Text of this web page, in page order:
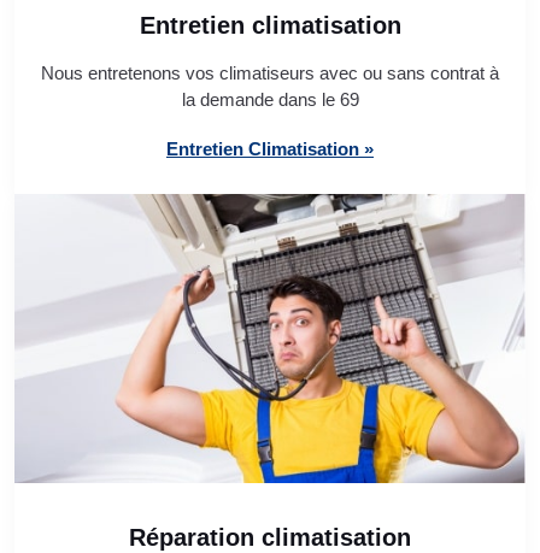
Entretien climatisation
Nous entretenons vos climatiseurs avec ou sans contrat à
la demande dans le 69
Entretien Climatisation »
Réparation climatisation